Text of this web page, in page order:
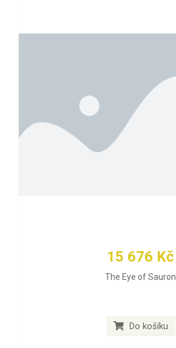
15 676 Kč
The Eye of Sauron
Do košíku